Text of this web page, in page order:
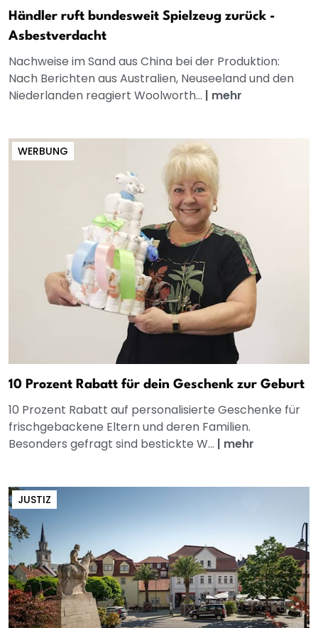
Händler ruft bundesweit Spielzeug zurück -
Asbestverdacht
Nachweise im Sand aus China bei der Produktion:
Nach Berichten aus Australien, Neuseeland und den
Niederlanden reagiert Woolworth... | mehr
WERBUNG
10 Prozent Rabatt für dein Geschenk zur Geburt
10 Prozent Rabatt auf personalisierte Geschenke für
frischgebackene Eltern und deren Familien.
Besonders gefragt sind bestickte W... | mehr
JUSTIZ